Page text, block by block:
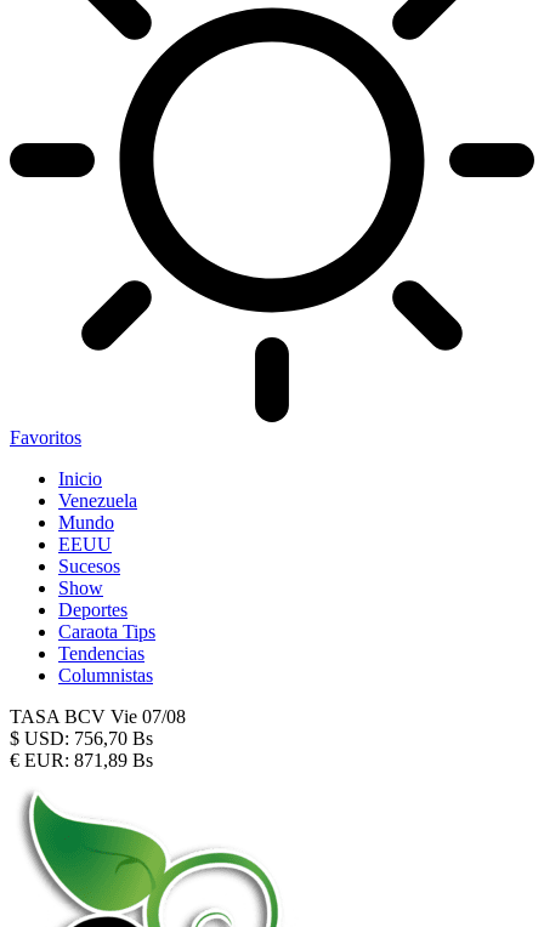
Favoritos
Inicio
Venezuela
Mundo
EEUU
Sucesos
Show
Deportes
Caraota Tips
Tendencias
Columnistas
TASA BCV Vie 07/08
$ USD: 756,70 Bs
€ EUR: 871,89 Bs